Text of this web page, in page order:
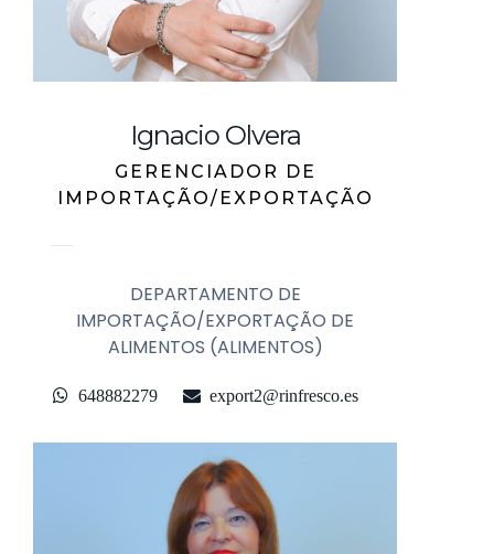
Ignacio Olvera
GERENCIADOR DE
IMPORTAÇÃO/EXPORTAÇÃO
DEPARTAMENTO DE
IMPORTAÇÃO/EXPORTAÇÃO DE
ALIMENTOS (ALIMENTOS)
648882279 export2@rinfresco.es